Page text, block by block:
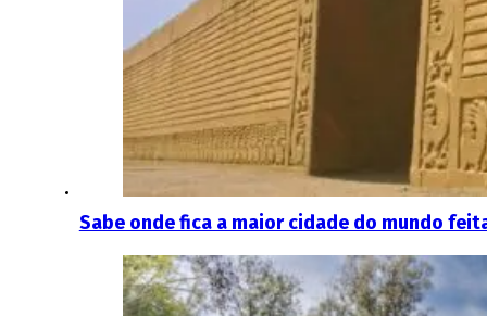
Sabe onde fica a maior cidade do mundo